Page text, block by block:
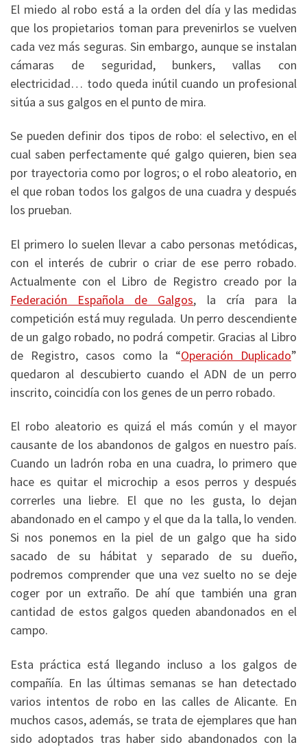
El miedo al robo está a la orden del día y las medidas
que los propietarios toman para prevenirlos se vuelven
cada vez más seguras. Sin embargo, aunque se instalan
cámaras de seguridad, bunkers, vallas con
electricidad… todo queda inútil cuando un profesional
sitúa a sus galgos en el punto de mira.
Se pueden definir dos tipos de robo: el selectivo, en el
cual saben perfectamente qué galgo quieren, bien sea
por trayectoria como por logros; o el robo aleatorio, en
el que roban todos los galgos de una cuadra y después
los prueban.
El primero lo suelen llevar a cabo personas metódicas,
con el interés de cubrir o criar de ese perro robado.
Actualmente con el Libro de Registro creado por la
Federación Española de Galgos, la cría para la
competición está muy regulada. Un perro descendiente
de un galgo robado, no podrá competir. Gracias al Libro
de Registro, casos como la “Operación Duplicado”
quedaron al descubierto cuando el ADN de un perro
inscrito, coincidía con los genes de un perro robado.
El robo aleatorio es quizá el más común y el mayor
causante de los abandonos de galgos en nuestro país.
Cuando un ladrón roba en una cuadra, lo primero que
hace es quitar el microchip a esos perros y después
correrles una liebre. El que no les gusta, lo dejan
abandonado en el campo y el que da la talla, lo venden.
Si nos ponemos en la piel de un galgo que ha sido
sacado de su hábitat y separado de su dueño,
podremos comprender que una vez suelto no se deje
coger por un extraño. De ahí que también una gran
cantidad de estos galgos queden abandonados en el
campo.
Esta práctica está llegando incluso a los galgos de
compañía. En las últimas semanas se han detectado
varios intentos de robo en las calles de Alicante. En
muchos casos, además, se trata de ejemplares que han
sido adoptados tras haber sido abandonados con la